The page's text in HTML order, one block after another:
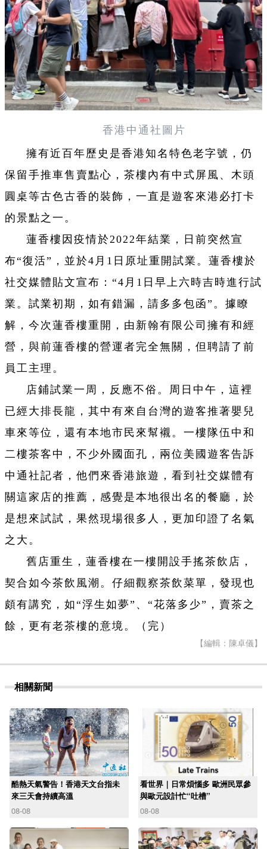
香港中通社圖片
擁有近百年歷史是香港知名特色老字號，仍
保留手推車售賣點心，茶樓內有中式屏風、木頭
圓桌等古色古香的裝飾，一直是遊客來港必打卡
的景點之一。
蓮香樓因疫情於2022年結業，日前突然宣
布“復活”，並於4月1日原址重開試業。蓮香樓於
社交媒體貼文宣布：“4月1日早上六時吉時進行試
業。試業初期，如有錯漏，請多多包函”。據瞭
解，今次蓮香樓重開，由新翰有限公司擁有和經
營，與前蓮香樓的營運者完全無關，但聘請了前
員工主理。
店鋪試業一周，反應不俗。周日中午，這裡
已經大排長龍，其中有來自台灣的遊客推著嬰兒
車來等位，還有本地市民來幫襯。一樓隊伍中和
二樓茶客中，不少外國面孔，兩位美國遊客告訴
中通社記者，他們來香港旅遊，看到社交媒體有
關這家店的推薦，感覺是本地很出名的餐廳，於
是想來試試，果然現場很多人，更加印證了名氣
之大。
舊店重生，蓮香樓在一樓開設手搖茶飲店，
契合如今茶飲風潮。仔細觀察茶飲菜單，發現也
頗有講究，如“浮生如夢”、“花落多少”，賣茶之
餘，更有老茶樓的意境。（完）
【編輯：陳卓儀】
相關新聞
酷熱天氣警告！香港天文台指未
來三天會持續高溫
08-08
看世界｜日常煩惱多 歐洲民眾參
與歐元設計忙“吐槽”
08-08